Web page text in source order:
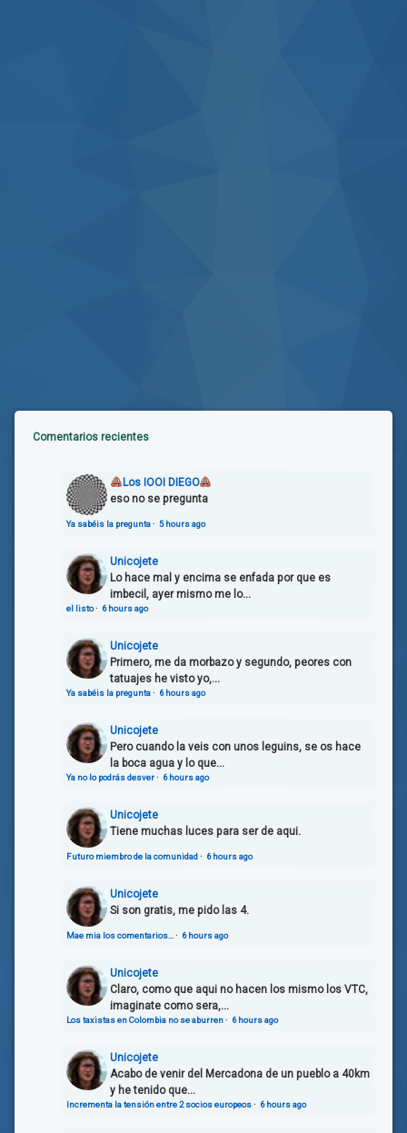
Comentarios recientes
Los IOOI DIEGO
eso no se pregunta
Ya sabéis la pregunta· 5 hours ago
Unicojete
Lo hace mal y encima se enfada por que es
imbecil, ayer mismo me lo...
el listo· 6 hours ago
Unicojete
Primero, me da morbazo y segundo, peores con
tatuajes he visto yo,...
Ya sabéis la pregunta· 6 hours ago
Unicojete
Pero cuando la veis con unos leguins, se os hace
la boca agua y lo que...
Ya no lo podrás desver· 6 hours ago
Unicojete
Tiene muchas luces para ser de aqui.
Futuro miembro de la comunidad· 6 hours ago
Unicojete
Si son gratis, me pido las 4.
Mae mia los comentarios… · 6 hours ago
Unicojete
Claro, como que aqui no hacen los mismo los VTC,
imaginate como sera,...
Los taxistas en Colombia no se aburren· 6 hours ago
Unicojete
Acabo de venir del Mercadona de un pueblo a 40km
y he tenido que...
Incrementa la tensión entre 2 socios europeos· 6 hours ago